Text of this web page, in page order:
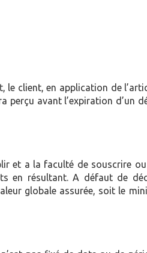
client, en application de
perçu avant l’expiration d’un
et a la faculté de souscrire ou
en résultant. A défaut de
globale assurée, soit le